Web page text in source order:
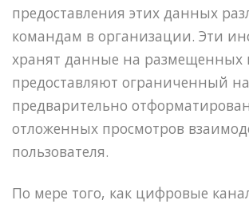
предоставления этих данных
командам в организации. Эти
хранят данные на размещенных
предоставляют ограниченный
предварительно
отложенных просмотров
пользователя.
По мере того, как цифровые